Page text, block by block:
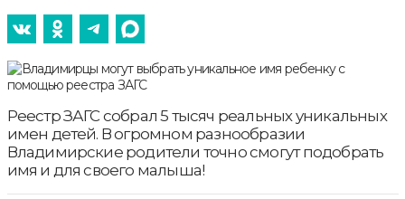
Реестр ЗАГС собрал 5 тысяч реальных уникальных
имен детей. В огромном разнообразии
Владимирские родители точно смогут подобрать
имя и для своего малыша!